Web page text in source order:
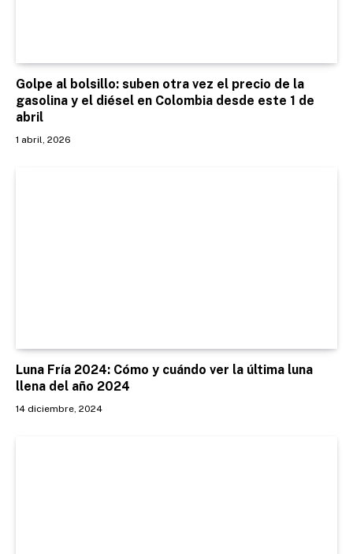
Golpe al bolsillo: suben otra vez el precio de la
gasolina y el diésel en Colombia desde este 1 de
abril
1 abril, 2026
Luna Fría 2024: Cómo y cuándo ver la última luna
llena del año 2024
14 diciembre, 2024